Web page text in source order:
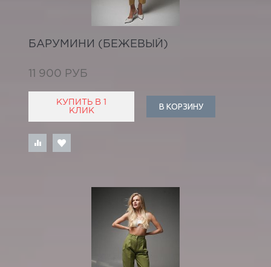
БАРУМИНИ (БЕЖЕВЫЙ)
11 900 РУБ
КУПИТЬ В 1
КЛИК
В КОРЗИНУ